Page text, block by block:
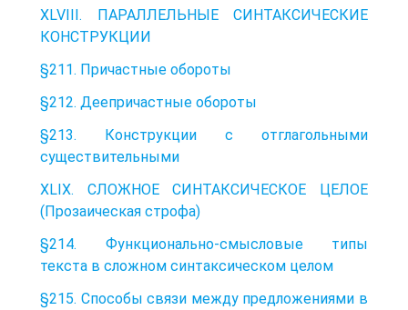
XLVIII. ПАРАЛЛЕЛЬНЫЕ СИНТАКСИЧЕСКИЕ
КОНСТРУКЦИИ
§211. Причастные обороты
§212. Деепричастные обороты
§213. Конструкции с отглагольными
существительными
XLIX. СЛОЖНОЕ СИНТАКСИЧЕСКОЕ ЦЕЛОЕ
(Прозаическая строфа)
§214. Функционально-смысловые типы
текста в сложном синтаксическом целом
§215. Способы связи между предложениями в